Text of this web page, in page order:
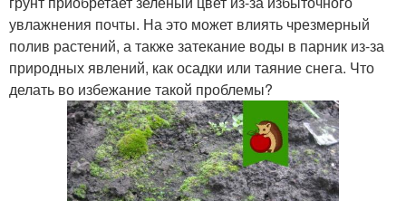
увлажнения почты. На это может влиять чрезмерный
полив растений, а также затекание воды в парник из-за
природных явлений, как осадки или таяние снега. Что
делать во избежание такой проблемы?